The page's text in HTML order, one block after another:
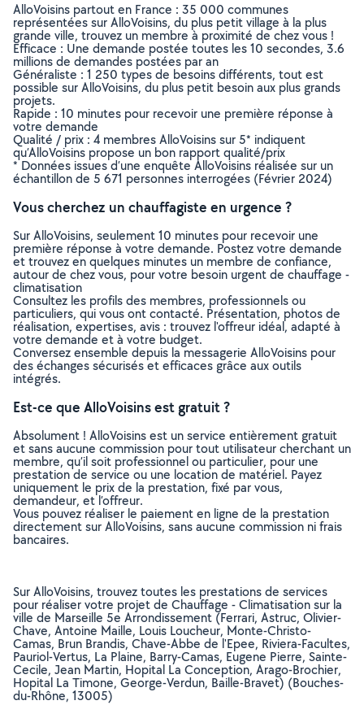
AlloVoisins partout en France : 35 000 communes
représentées sur AlloVoisins, du plus petit village à la plus
grande ville, trouvez un membre à proximité de chez vous !
Efficace : Une demande postée toutes les 10 secondes, 3.6
millions de demandes postées par an
Généraliste : 1 250 types de besoins différents, tout est
possible sur AlloVoisins, du plus petit besoin aux plus grands
projets.
Rapide : 10 minutes pour recevoir une première réponse à
votre demande
Qualité / prix : 4 membres AlloVoisins sur 5* indiquent
qu’AlloVoisins propose un bon rapport qualité/prix
* Données issues d’une enquête AlloVoisins réalisée sur un
échantillon de 5 671 personnes interrogées (Février 2024)
Vous cherchez un chauffagiste en urgence ?
Sur AlloVoisins, seulement 10 minutes pour recevoir une
première réponse à votre demande. Postez votre demande
et trouvez en quelques minutes un membre de confiance,
autour de chez vous, pour votre besoin urgent de chauffage -
climatisation
Consultez les profils des membres, professionnels ou
particuliers, qui vous ont contacté. Présentation, photos de
réalisation, expertises, avis : trouvez l'offreur idéal, adapté à
votre demande et à votre budget.
Conversez ensemble depuis la messagerie AlloVoisins pour
des échanges sécurisés et efficaces grâce aux outils
intégrés.
Est-ce que AlloVoisins est gratuit ?
Absolument ! AlloVoisins est un service entièrement gratuit
et sans aucune commission pour tout utilisateur cherchant un
membre, qu’il soit professionnel ou particulier, pour une
prestation de service ou une location de matériel. Payez
uniquement le prix de la prestation, fixé par vous,
demandeur, et l’offreur.
Vous pouvez réaliser le paiement en ligne de la prestation
directement sur AlloVoisins, sans aucune commission ni frais
bancaires.
Sur AlloVoisins, trouvez toutes les prestations de services
pour réaliser votre projet de Chauffage - Climatisation sur la
ville de Marseille 5e Arrondissement (Ferrari, Astruc, Olivier-
Chave, Antoine Maille, Louis Loucheur, Monte-Christo-
Camas, Brun Brandis, Chave-Abbe de l'Epee, Riviera-Facultes,
Pauriol-Vertus, La Plaine, Barry-Camas, Eugene Pierre, Sainte-
Cecile, Jean Martin, Hopital La Conception, Arago-Brochier,
Hopital La Timone, George-Verdun, Baille-Bravet) (Bouches-
du-Rhône, 13005)